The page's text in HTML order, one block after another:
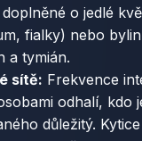
o jedlé
fialky) nebo
a tymián.
sítě: Frekvence
odhalí, kdo
důležitý.